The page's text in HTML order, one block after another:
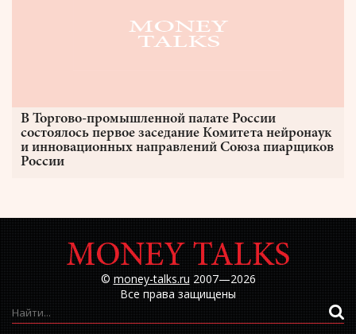
В Торгово-промышленной палате России
состоялось первое заседание Комитета нейронаук
и инновационных направлений Союза пиарщиков
России
©money-talks.ru2007—2026
Все права защищены